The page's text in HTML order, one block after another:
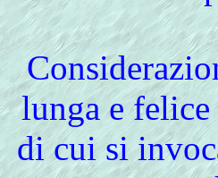
lunga e felice
di cui si